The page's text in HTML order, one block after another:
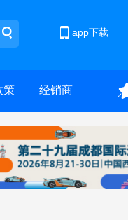
app下载
策 经销商